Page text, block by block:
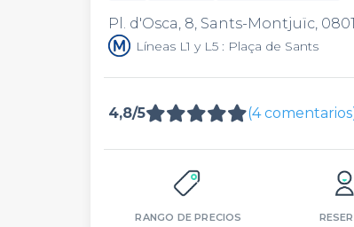
Pl. d'Osca, 8, Sants-Montjuïc,
Líneas L1 y L5 : Plaça de Sants
4,8/5 (4
RANGO DE PRECIOS